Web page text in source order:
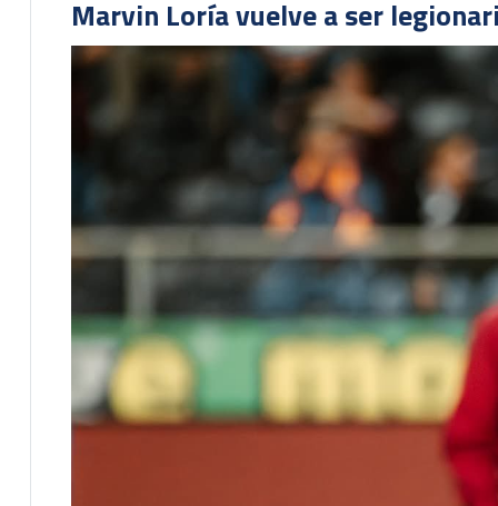
Marvin Loría vuelve a ser